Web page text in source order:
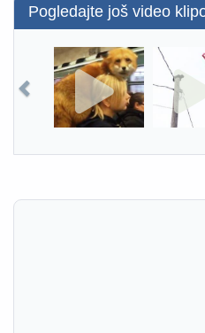
Pogledajte još video